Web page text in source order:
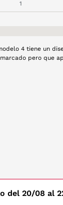
4 tiene un
pero que
la montura es
del 20/08 al